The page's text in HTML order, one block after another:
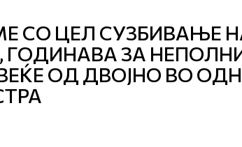
СО ЦЕЛ СУЗБИВАЊЕ
ЗА
ОД ДВОЈНО ВО